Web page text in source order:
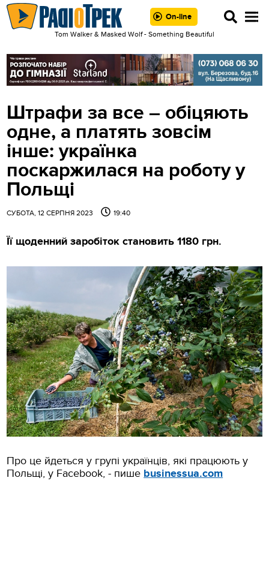
On-line
Tom Walker & Masked Wolf - Something Beautiful
Штрафи за все – обіцяють
одне, а платять зовсім
інше: українка
поскаржилася на роботу у
Польщі
СУБОТА, 12 СЕРПНЯ 2023 19:40
Її щоденний заробіток становить 1180 грн.
Про це йдеться у групі українців, які працюють у
Польщі, у Facebook, - пише businessua.com